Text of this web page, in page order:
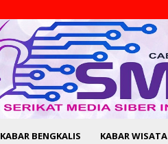
KABAR BENGKALIS KABAR WISATA